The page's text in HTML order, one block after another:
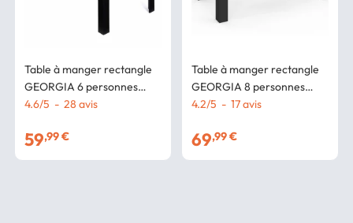
Table à manger rectangle
GEORGIA 6 personnes
noire et imitation hêtre 140
4.6/5 - 28 avis
59,99 €
Table à manger rectangle
GEORGIA 8 personnes
noire et imitation hêtre 160
4.2/5 - 17avis
69,99 €